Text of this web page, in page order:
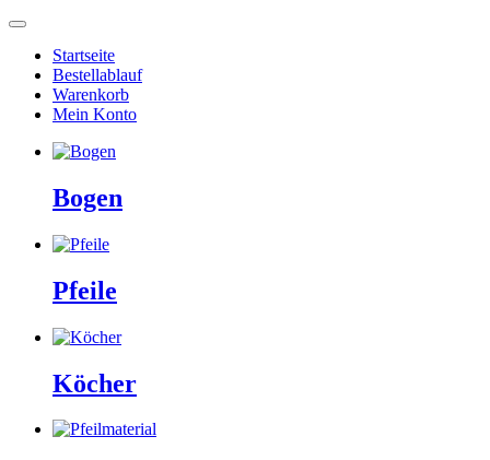
Startseite
Bestellablauf
Warenkorb
Mein Konto
Bogen
Pfeile
Köcher